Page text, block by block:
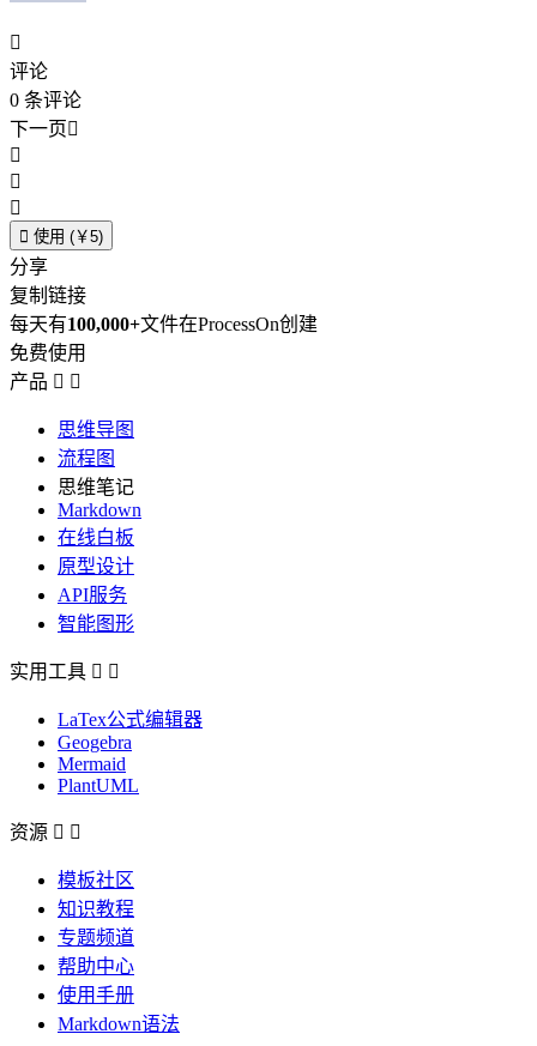

评论
0 条评论
下一页



 使用 (￥5)
分享
复制链接
每天有100,000+文件在ProcessOn创建
免费使用
产品  
思维导图
流程图
思维笔记
Markdown
在线白板
原型设计
API服务
智能图形
实用工具  
LaTex公式编辑器
Geogebra
Mermaid
PlantUML
资源  
模板社区
知识教程
专题频道
帮助中心
使用手册
Markdown语法